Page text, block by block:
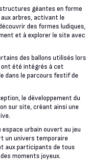
géantes en forme
arbres, activant le
des formes ludiques,
et à explorer le site avec
des ballons utilisés lors
ont été intégrés à cet
dans le parcours festif de
le développement du
sur site, créant ainsi une
urbain ouvert au jeu
un univers temporaire
aux participants de tous
moments joyeux.